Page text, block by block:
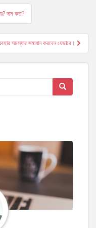
দাম কত?
সমস্যার সমাধান করবেন যেভাবে।